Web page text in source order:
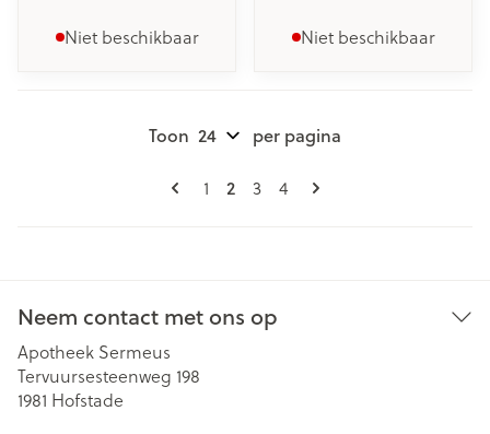
Niet beschikbaar Niet beschikbaar
Pagina's
Pagina
1 U lees momenteel pagina
2 Pagina
3 Pagina
4
Toon per pagina
Neem contact met ons op
Apotheek Sermeus
Tervuursesteenweg 198
1981 Hofstade